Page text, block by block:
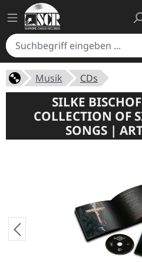
Musik CDs
SILKE
COLLECTION OF
SONGS |